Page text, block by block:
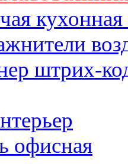
кухонная
штрих-
офисная